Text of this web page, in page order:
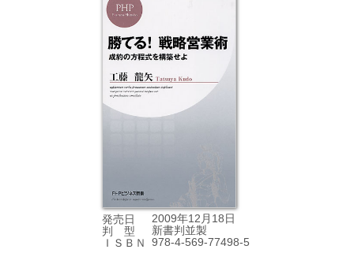
発売日
2009年12月18日
判 型
新書判並製
ＩＳＢＮ
978-4-569-77498-5